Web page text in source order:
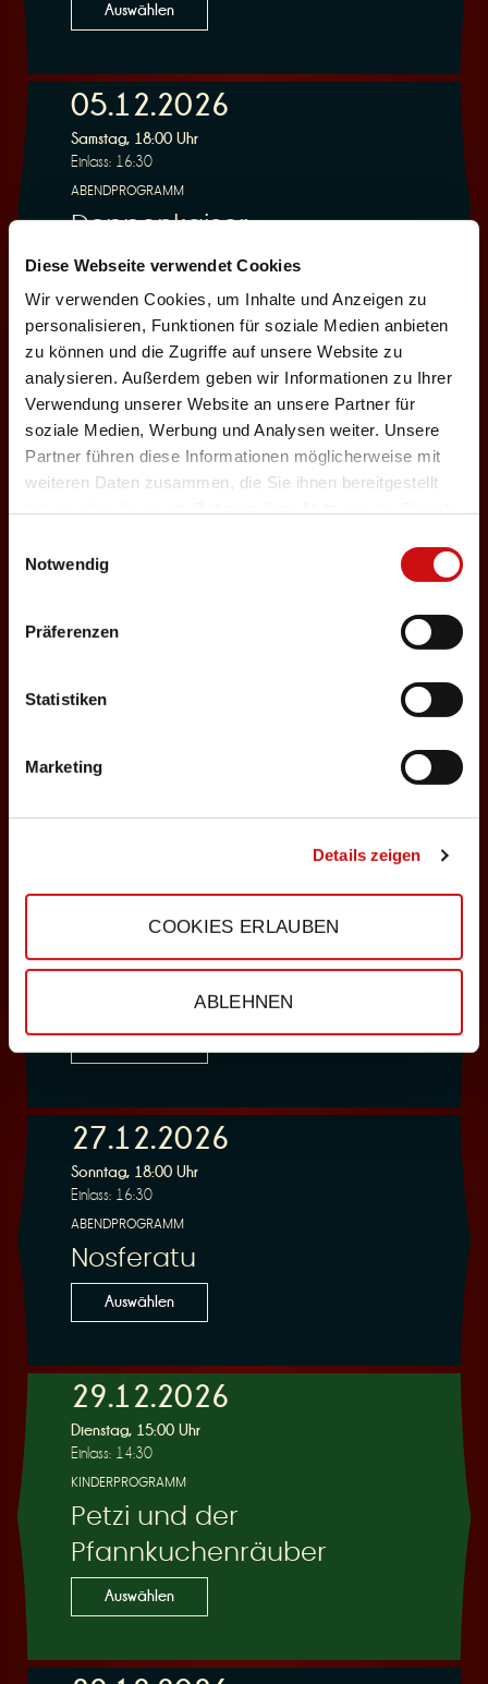
Diese Webseite verwendet Cookies
Wir verwenden Cookies, um Inhalte und Anzeigen zu
personalisieren, Funktionen für soziale Medien anbieten
zu können und die Zugriffe auf unsere Website zu
analysieren. Außerdem geben wir Informationen zu Ihrer
Verwendung unserer Website an unsere Partner für
soziale Medien, Werbung und Analysen weiter. Unsere
Partner führen diese Informationen möglicherweise mit
weiteren Daten zusammen, die Sie ihnen bereitgestellt
Notwendig
Präferenzen
Statistiken
Marketing
Details zeigen
COOKIES ERLAUBEN
ABLEHNEN
Auswählen
05.12.2026
Samstag, 18:00 Uhr
Einlass: 16:30
ABENDPROGRAMM
Deppenkaiser
Auswählen
06.12.2026
Sonntag, 18:00 Uhr
ABENDPROGRAMM
Deppenkaiser
22.12.2026
ABENDPROGRAMM
Einlass: 18:00
ABENDPROGRAMM
Nosferatu
27.12.2026
Sonntag, 18:00 Uhr
Einlass: 16:30
ABENDPROGRAMM
Nosferatu
Auswählen
29.12.2026
Dienstag, 15:00 Uhr
Einlass: 14:30
KINDERPROGRAMM
Petzi und der
Pfannkuchenräuber
Auswählen